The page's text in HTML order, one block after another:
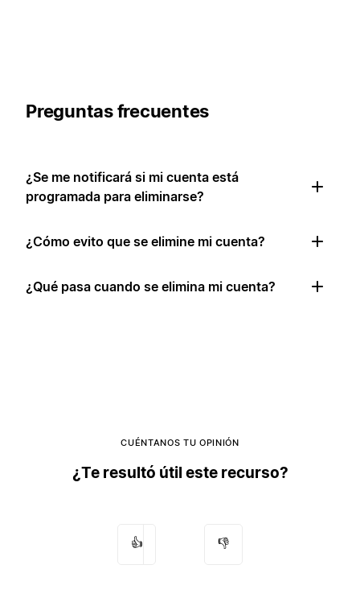
Preguntas frecuentes
¿Se me notificará si mi cuenta está
programada para eliminarse?
¿Cómo evito que se elimine mi cuenta?
¿Qué pasa cuando se elimina mi cuenta?
CUÉNTANOS TU OPINIÓN
¿Te resultó útil este recurso?
👍 👎